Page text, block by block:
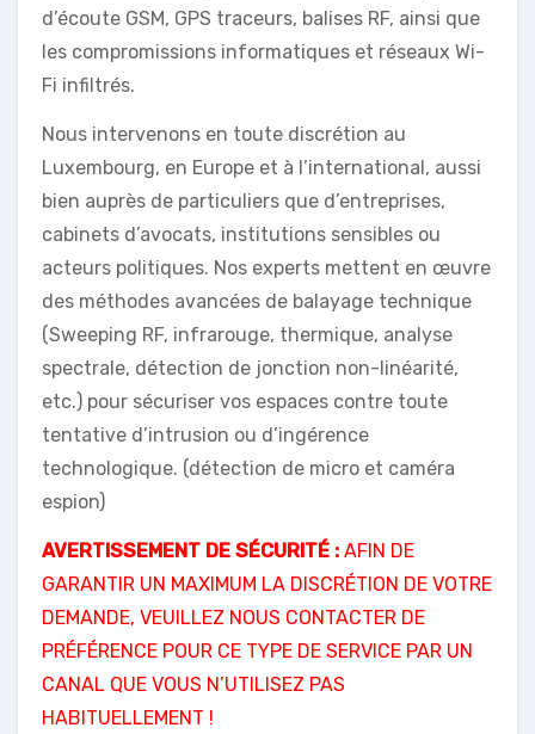
d’écoute GSM, GPS traceurs, balises RF, ainsi que
les compromissions informatiques et réseaux Wi-
Fi infiltrés.
Nous intervenons en toute discrétion au
Luxembourg, en Europe et à l’international, aussi
bien auprès de particuliers que d’entreprises,
cabinets d’avocats, institutions sensibles ou
acteurs politiques. Nos experts mettent en œuvre
des méthodes avancées de balayage technique
(Sweeping RF, infrarouge, thermique, analyse
spectrale, détection de jonction non-linéarité,
etc.) pour sécuriser vos espaces contre toute
tentative d’intrusion ou d’ingérence
technologique. (détection de micro et caméra
espion)
AVERTISSEMENT DE SÉCURITÉ : AFIN DE
GARANTIR UN MAXIMUM LA DISCRÉTION DE VOTRE
DEMANDE, VEUILLEZ NOUS CONTACTER DE
PRÉFÉRENCE POUR CE TYPE DE SERVICE PAR UN
CANAL QUE VOUS N’UTILISEZ PAS
HABITUELLEMENT !